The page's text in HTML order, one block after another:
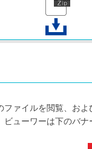
ファイルを閲覧、 およ
ビューワーは下のバナ